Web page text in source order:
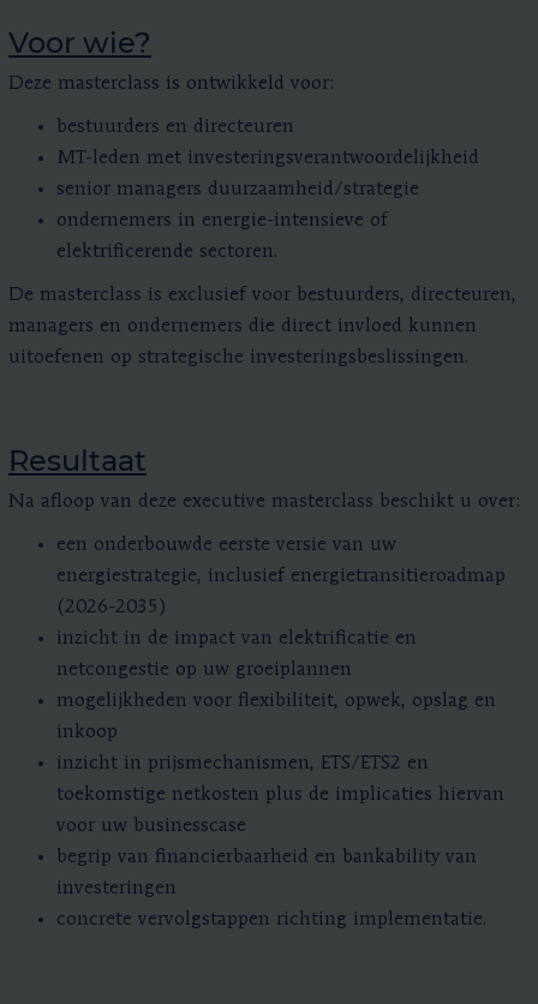
Voor wie?
Deze masterclass is ontwikkeld voor:
bestuurders en directeuren
MT-leden met investeringsverantwoordelijkheid
senior managers duurzaamheid/strategie
ondernemers in energie-intensieve of
elektrificerende sectoren.
De masterclass is exclusief voor bestuurders, directeuren,
managers en ondernemers die direct invloed kunnen
uitoefenen op strategische investeringsbeslissingen.
Resultaat
Na afloop van deze executive masterclass beschikt u over:
een onderbouwde eerste versie van uw
energiestrategie, inclusief energietransitieroadmap
(2026-2035)
inzicht in de impact van elektrificatie en
netcongestie op uw groeiplannen
mogelijkheden voor flexibiliteit, opwek, opslag en
inkoop
inzicht in prijsmechanismen, ETS/ETS2 en
toekomstige netkosten plus de implicaties hiervan
voor uw businesscase
begrip van financierbaarheid en bankability van
investeringen
concrete vervolgstappen richting implementatie.